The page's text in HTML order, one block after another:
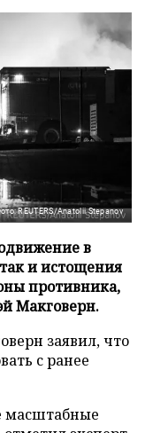
REUTERS/Anatolii Stepanov
в
и истощения
противника,
Макговерн.
заявил, что
с ранее
масштабные